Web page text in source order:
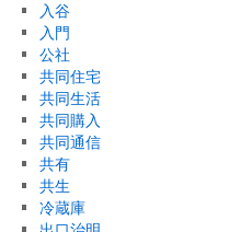
入谷
入門
公社
共同住宅
共同生活
共同購入
共同通信
共有
共生
冷蔵庫